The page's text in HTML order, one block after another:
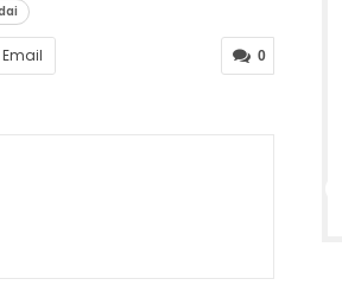
0
Email